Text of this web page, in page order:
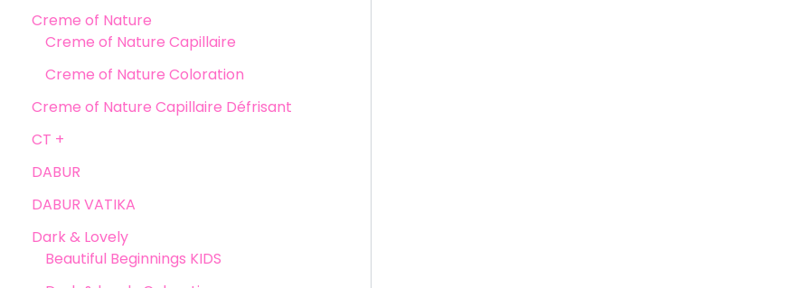
Creme of Nature
Creme of Nature Capillaire
Creme of Nature Coloration
Creme of Nature Capillaire Défrisant
CT +
DABUR
DABUR VATIKA
Dark & Lovely
Beautiful Beginnings KIDS